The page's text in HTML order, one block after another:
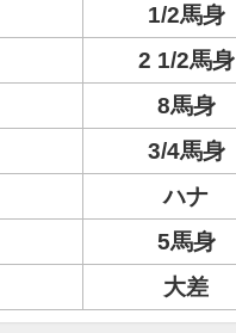
1/2馬身
2 1/2馬身
8馬身
3/4馬身
ハナ
5馬身
大差